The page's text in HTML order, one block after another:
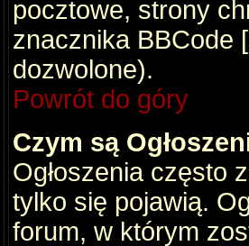
pocztowe, strony
znacznika BBCode
dozwolone).
Powrót do góry
Czym są
Ogłoszenia często
tylko się pojawią.
forum, w którym